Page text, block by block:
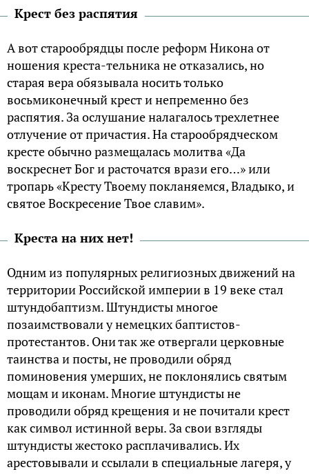
Крест без распятия
А вот старообрядцы после реформ Никона от
ношения креста-тельника не отказались, но
старая вера обязывала носить только
восьмиконечный крест и непременно без
распятия. За ослушание налагалось трехлетнее
отлучение от причастия. На старообрядческом
кресте обычно размещалась молитва «Да
воскреснет Бог и расточатся врази его…» или
тропарь «Кресту Твоему покланяемся, Владыко, и
святое Воскресение Твое славим».
Креста на них нет!
Одним из популярных религиозных движений на
территории Российской империи в 19 веке стал
штундобаптизм. Штундисты многое
позаимствовали у немецких баптистов-
протестантов. Они так же отвергали церковные
таинства и посты, не проводили обряд
поминовения умерших, не поклонялись святым
мощам и иконам. Многие штундисты не
проводили обряд крещения и не почитали крест
как символ истинной веры. За свои взгляды
штундисты жестоко расплачивались. Их
арестовывали и ссылали в специальные лагеря, у